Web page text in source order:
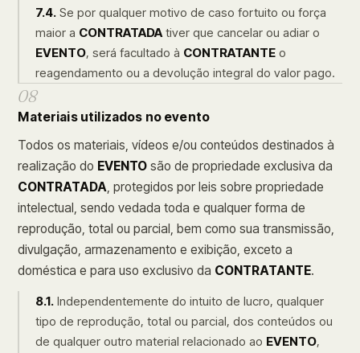
7.4. Se por qualquer motivo de caso fortuito ou força
maior a CONTRATADAtiver que cancelar ou adiar o
EVENTO, será facultado à CONTRATANTE o
reagendamento ou a devolução integral do valor pago.
08
Materiais utilizados no evento
Todos os materiais, vídeos e/ou conteúdos destinados à
realização do EVENTO são de propriedade exclusiva da
CONTRATADA, protegidos por leis sobre propriedade
intelectual, sendo vedada toda e qualquer forma de
reprodução, total ou parcial, bem como sua transmissão,
divulgação, armazenamento e exibição, exceto a
doméstica e para uso exclusivo da CONTRATANTE.
8.1. Independentemente do intuito de lucro, qualquer
tipo de reprodução, total ou parcial, dos conteúdos ou
de qualquer outro material relacionado ao EVENTO,